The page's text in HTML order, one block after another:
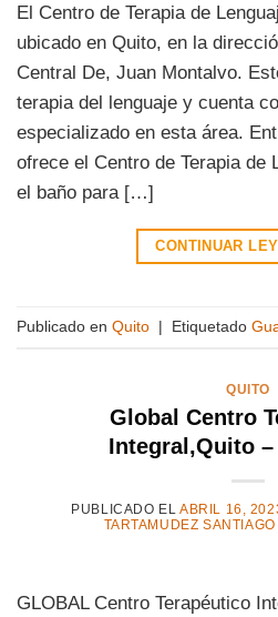
El Centro de Terapia de
ubicado en Quito, en la
Central De, Juan Montalvo.
terapia del lenguaje y cuenta
especializado en esta área.
ofrece el Centro de Terapia de
el baño para […]
CONTINUAR
Publicado en Quito | Etiquetado
QUITO
Global Centro
Integral,Quito
PUBLICADO EL ABRIL 16,
TARTAMUDEZ
GLOBAL Centro Terapéutico